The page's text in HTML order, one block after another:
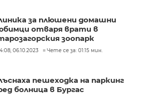
за плюшени домашни
отваря врати в
зоопарк
06.10.2023 Чете се за: 01:15 мин.
пешеходка на паркинг
болница в Бургас